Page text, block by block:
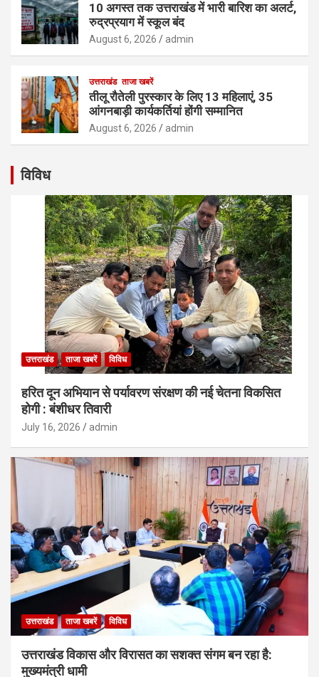
10 अगस्त तक उत्तराखंड में भारी बारिश का अलर्ट,
रुद्रप्रयाग में स्कूल बंद
August 6, 2026 admin
उत्तराखंड ताजा खबरें
तीलू रौतेली पुरस्कार के लिए 13 महिलाएं, 35
आंगनबाड़ी कार्यकर्तियां होंगी सम्मानित
August 6, 2026 admin
विविध
उत्तराखंड ताजा खबरें विविध
हरित दून अभियान से पर्यावरण संरक्षण की नई चेतना विकसित
होगी : बंशीधर तिवारी
July 16, 2026 admin
उत्तराखंड ताजा खबरें विविध
उत्तराखंड विकास और विरासत का सशक्त संगम बन रहा है:
मुख्यमंत्री धामी